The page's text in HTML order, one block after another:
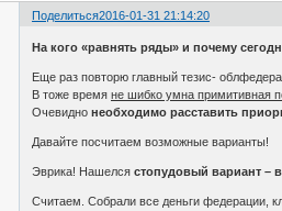
Поделиться2016-01-31 21:14:20
На кого «равнять ряды» и почему
Еще раз повторю главный тезис-
В тоже времяне шибко умна примитивная
Очевиднонеобходимо расставить
Давайте посчитаем возможные варианты!
Эврика! Нашелсястопудовый вариант –
Считаем. Собрали все деньги федерации,